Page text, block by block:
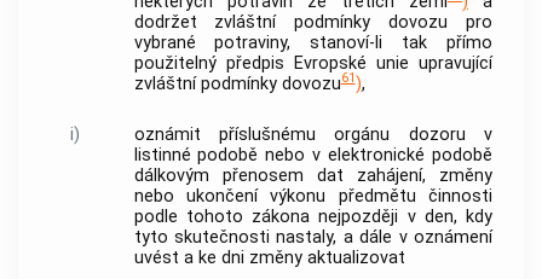
dodržet zvláštní podmínky dovozu pro
vybrané potraviny, stanoví-li tak přímo
použitelný předpis Evropské unie upravující
zvláštní podmínky dovozu61),
i)
oznámit příslušnému orgánu dozoru v
listinné podobě nebo v elektronické podobě
dálkovým přenosem dat zahájení, změny
nebo ukončení výkonu předmětu činnosti
podle tohoto zákona nejpozději v den, kdy
tyto skutečnosti nastaly, a dále v oznámení
uvést a ke dni změny aktualizovat